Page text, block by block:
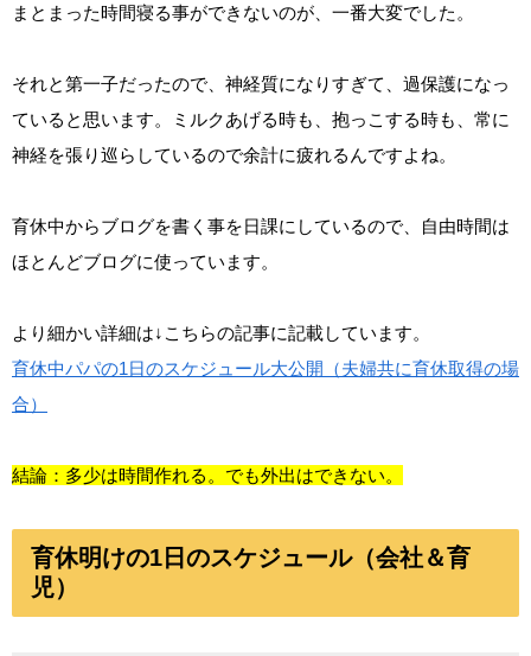
まとまった時間寝る事ができないのが、一番大変でした。
それと第一子だったので、神経質になりすぎて、過保護になっ
ていると思います。ミルクあげる時も、抱っこする時も、常に
神経を張り巡らしているので余計に疲れるんですよね。
育休中からブログを書く事を日課にしているので、自由時間は
ほとんどブログに使っています。
より細かい詳細は↓こちらの記事に記載しています。
育休中パパの1日のスケジュール大公開（夫婦共に育休取得の場
合）
結論：多少は時間作れる。でも外出はできない。
育休明けの1日のスケジュール（会社＆育
児）